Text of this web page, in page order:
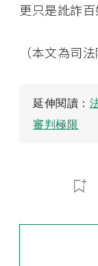
更只是訛詐百
（本文為司法
延伸閱讀：
審判極限